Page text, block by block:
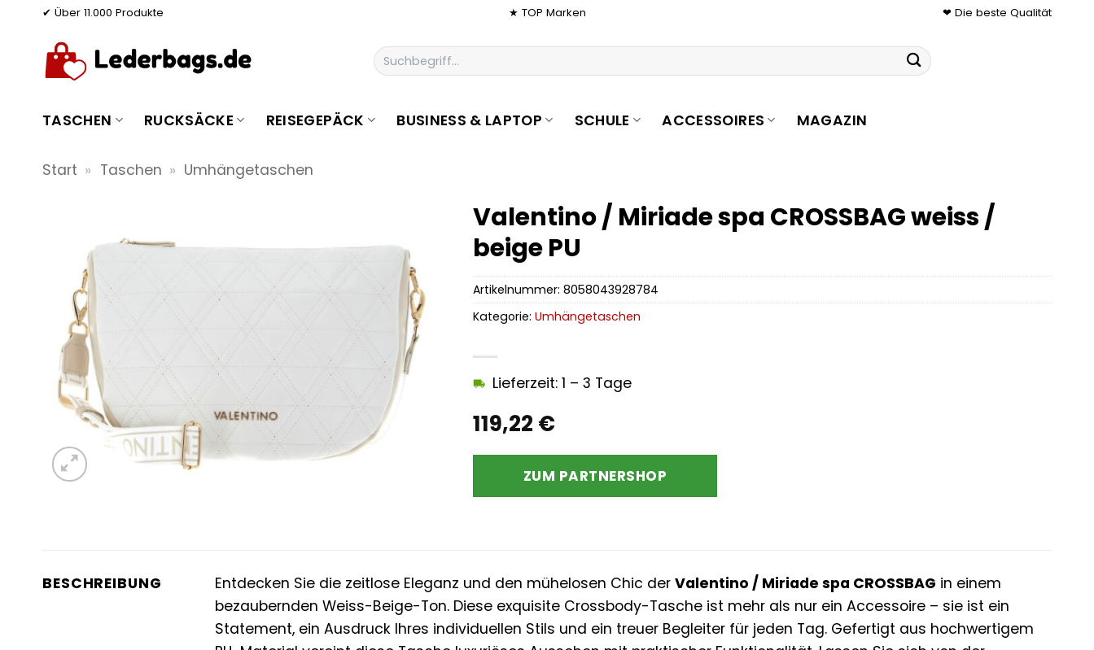
springen
✔ Über 11.000 Produkte ★ TOP Marken ❤ Die beste Qualität
Suchen
nach:
TASCHEN RUCKSÄCKE REISEGEPÄCK BUSINESS & LAPTOP SCHULE ACCESSOIRES MAGAZIN
Start » Taschen » Umhängetaschen
Valentino / Miriade spa CROSSBAG weiss /
beige PU
119,22 €
Lieferzeit: 1 – 3 Tage
ZUM PARTNERSHOP
Artikelnummer:8058043928784
Kategorie:Umhängetaschen
BESCHREIBUNG Entdecken Sie die zeitlose Eleganz und den mühelosen Chic der Valentino / Miriade spa CROSSBAG in einem
bezaubernden Weiss-Beige-Ton. Diese exquisite Crossbody-Tasche ist mehr als nur ein Accessoire – sie ist ein
Statement, ein Ausdruck Ihres individuellen Stils und ein treuer Begleiter für jeden Tag. Gefertigt aus hochwertigem